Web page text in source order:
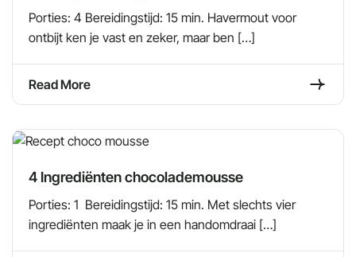
Porties: 4 Bereidingstijd: 15 min. Havermout voor
ontbijt ken je vast en zeker, maar ben […]
Read More
4 Ingrediënten chocolademousse
Porties: 1 Bereidingstijd: 15 min. Met slechts vier
ingrediënten maak je in een handomdraai […]